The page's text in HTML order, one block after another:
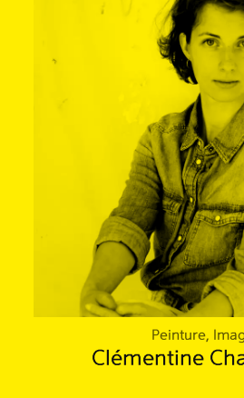
Peinture,
Clémentine